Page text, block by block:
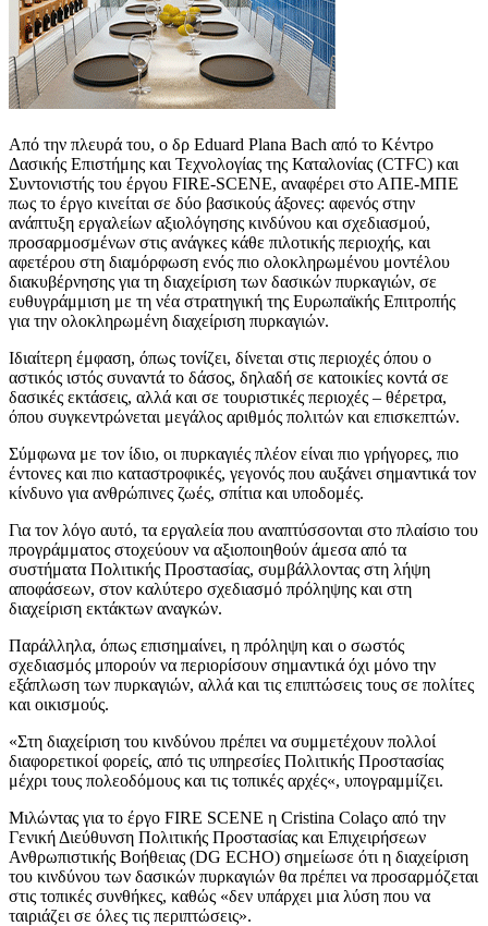
Από την πλευρά του, ο δρ Eduard Plana Bach από το Κέντρο
Δασικής Επιστήμης και Τεχνολογίας της Καταλονίας (CTFC) και
Συντονιστής του έργου FIRE-SCENE, αναφέρει στο ΑΠΕ-ΜΠΕ
πως το έργο κινείται σε δύο βασικούς άξονες: αφενός στην
ανάπτυξη εργαλείων αξιολόγησης κινδύνου και σχεδιασμού,
προσαρμοσμένων στις ανάγκες κάθε πιλοτικής περιοχής, και
αφετέρου στη διαμόρφωση ενός πιο ολοκληρωμένου μοντέλου
διακυβέρνησης για τη διαχείριση των δασικών πυρκαγιών, σε
ευθυγράμμιση με τη νέα στρατηγική της Ευρωπαϊκής Επιτροπής
για την ολοκληρωμένη διαχείριση πυρκαγιών.
Ιδιαίτερη έμφαση, όπως τονίζει, δίνεται στις περιοχές όπου ο
αστικός ιστός συναντά το δάσος, δηλαδή σε κατοικίες κοντά σε
δασικές εκτάσεις, αλλά και σε τουριστικές περιοχές – θέρετρα,
όπου συγκεντρώνεται μεγάλος αριθμός πολιτών και επισκεπτών.
Σύμφωνα με τον ίδιο, οι πυρκαγιές πλέον είναι πιο γρήγορες, πιο
έντονες και πιο καταστροφικές, γεγονός που αυξάνει σημαντικά τον
κίνδυνο για ανθρώπινες ζωές, σπίτια και υποδομές.
Για τον λόγο αυτό, τα εργαλεία που αναπτύσσονται στο πλαίσιο του
προγράμματος στοχεύουν να αξιοποιηθούν άμεσα από τα
συστήματα Πολιτικής Προστασίας, συμβάλλοντας στη λήψη
αποφάσεων, στον καλύτερο σχεδιασμό πρόληψης και στη
διαχείριση εκτάκτων αναγκών.
Παράλληλα, όπως επισημαίνει, η πρόληψη και ο σωστός
σχεδιασμός μπορούν να περιορίσουν σημαντικά όχι μόνο την
εξάπλωση των πυρκαγιών, αλλά και τις επιπτώσεις τους σε πολίτες
και οικισμούς.
«Στη διαχείριση του κινδύνου πρέπει να συμμετέχουν πολλοί
διαφορετικοί φορείς, από τις υπηρεσίες Πολιτικής Προστασίας
μέχρι τους πολεοδόμους και τις τοπικές αρχές«, υπογραμμίζει.
Μιλώντας για το έργο FIRE SCENE η Cristina Colaço από την
Γενική Διεύθυνση Πολιτικής Προστασίας και Επιχειρήσεων
Ανθρωπιστικής Βοήθειας (DG ECHO) σημείωσε ότι η διαχείριση
του κινδύνου των δασικών πυρκαγιών θα πρέπει να προσαρμόζεται
στις τοπικές συνθήκες, καθώς «δεν υπάρχει μια λύση που να
ταιριάζει σε όλες τις περιπτώσεις».